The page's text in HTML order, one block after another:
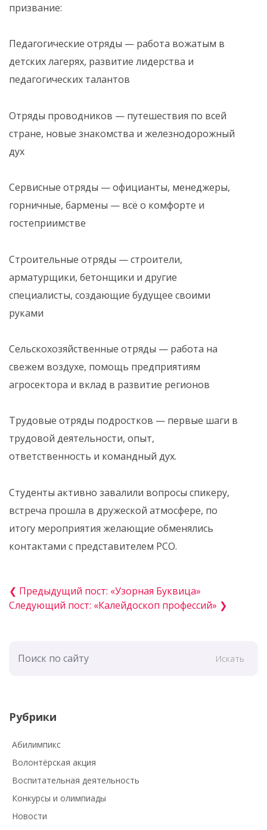
призвание:
Педагогические отряды — работа вожатым в
детских лагерях, развитие лидерства и
педагогических талантов
Отряды проводников — путешествия по всей
стране, новые знакомства и железнодорожный
дух
Сервисные отряды — официанты, менеджеры,
горничные, бармены — всё о комфорте и
гостеприимстве
Строительные отряды — строители,
арматурщики, бетонщики и другие
специалисты, создающие будущее своими
руками
Сельскохозяйственные отряды — работа на
свежем воздухе, помощь предприятиям
агросектора и вклад в развитие регионов
Трудовые отряды подростков — первые шаги в
трудовой деятельности, опыт,
ответственность и командный дух.
Студенты активно завалили вопросы спикеру,
встреча прошла в дружеской атмосфере, по
итогу мероприятия желающие обменялись
контактами с представителем РСО.
❮ Предыдущий пост: «Узорная Буквица»
Следующий пост: «Калейдоскоп профессий» ❯
Искать
Рубрики
Абилимпикс
Волонтёрская акция
Воспитательная деятельность
Конкурсы и олимпиады
Новости